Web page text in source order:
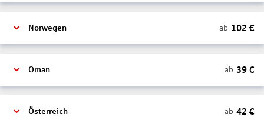
Norwegen ab 102 €
Oman ab 39€
Österreich ab 42 €